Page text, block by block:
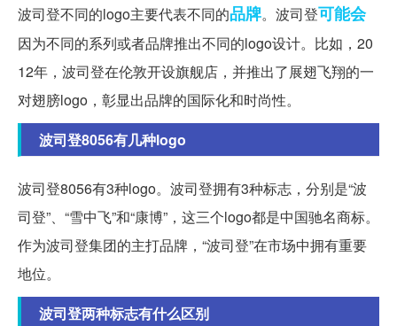
波司登不同的logo主要代表不同的品牌。波司登可能会
因为不同的系列或者品牌推出不同的logo设计。比如，20
12年，波司登在伦敦开设旗舰店，并推出了展翅飞翔的一
对翅膀logo，彰显出品牌的国际化和时尚性。
波司登8056有几种logo
波司登8056有3种logo。波司登拥有3种标志，分别是“波
司登”、“雪中飞”和“康博”，这三个logo都是中国驰名商标。
作为波司登集团的主打品牌，“波司登”在市场中拥有重要
地位。
波司登两种标志有什么区别